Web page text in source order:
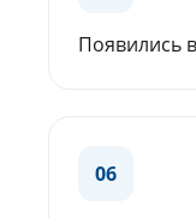
Появились
06